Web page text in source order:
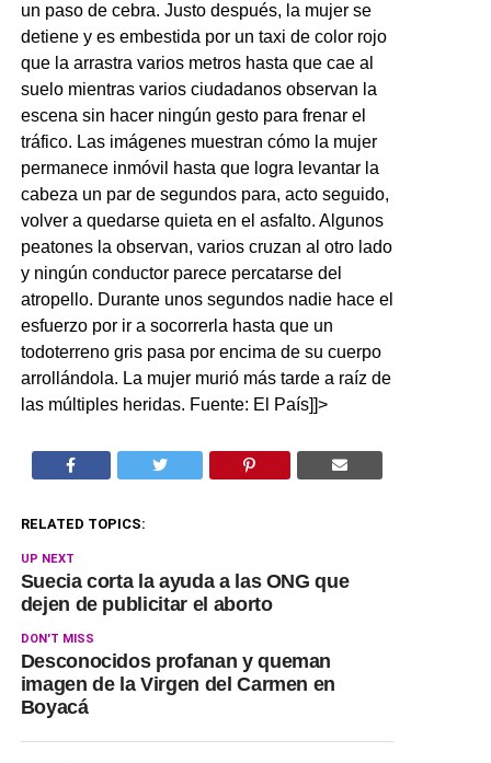
un paso de cebra. Justo después, la mujer se
detiene y es embestida por un taxi de color rojo
que la arrastra varios metros hasta que cae al
suelo mientras varios ciudadanos observan la
escena sin hacer ningún gesto para frenar el
tráfico. Las imágenes muestran cómo la mujer
permanece inmóvil hasta que logra levantar la
cabeza un par de segundos para, acto seguido,
volver a quedarse quieta en el asfalto. Algunos
peatones la observan, varios cruzan al otro lado
y ningún conductor parece percatarse del
atropello. Durante unos segundos nadie hace el
esfuerzo por ir a socorrerla hasta que un
todoterreno gris pasa por encima de su cuerpo
arrollándola. La mujer murió más tarde a raíz de
las múltiples heridas. Fuente: El País]]>
RELATED TOPICS:
UP NEXT
Suecia corta la ayuda a las ONG que
dejen de publicitar el aborto
DON'T MISS
Desconocidos profanan y queman
imagen de la Virgen del Carmen en
Boyacá